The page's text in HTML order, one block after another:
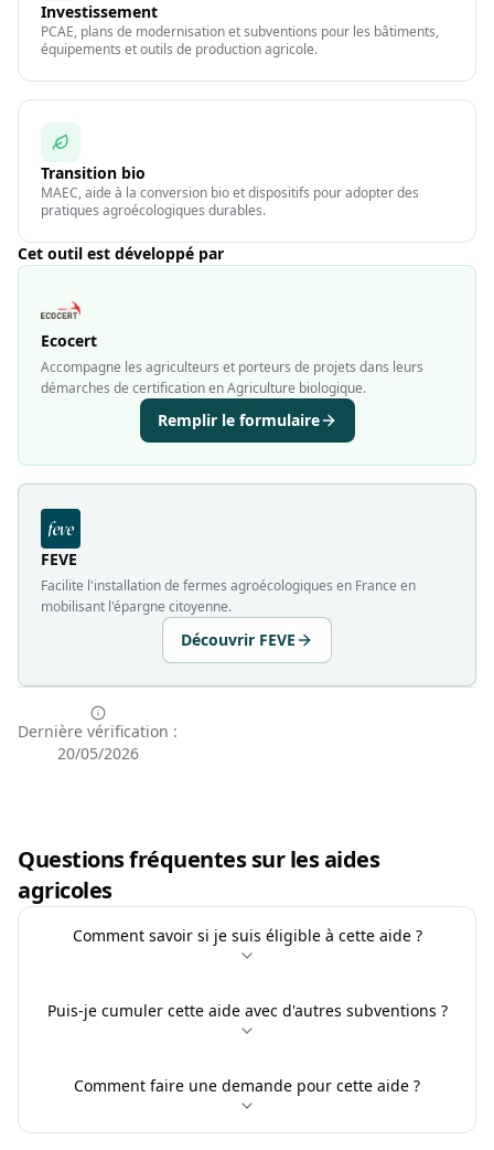
Investissement
PCAE, plans de modernisation et subventions pour les bâtiments,
équipements et outils de production agricole.
Transition bio
MAEC, aide à la conversion bio et dispositifs pour adopter des
pratiques agroécologiques durables.
Cet outil est développé par
Ecocert
Accompagne les agriculteurs et porteurs de projets dans leurs
démarches de certification en Agriculture biologique.
Remplir le formulaire
FEVE
Facilite l'installation de fermes agroécologiques en France en
mobilisant l'épargne citoyenne.
Découvrir FEVE
Dernière vérification :
20/05/2026
Questions fréquentes sur les aides
agricoles
Comment savoir si je suis éligible à cette aide ?
Puis-je cumuler cette aide avec d'autres subventions ?
Comment faire une demande pour cette aide ?